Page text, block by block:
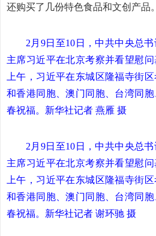
还购买了几份特色食品和文创产品。
2月9日至10日，中共中央总
主席习近平在北京考察并看望慰
上午，习近平在东城区隆福寺街
和香港同胞、澳门同胞、台湾同
春祝福。新华社记者 燕雁 摄
2月9日至10日，中共中央总
主席习近平在北京考察并看望慰
上午，习近平在东城区隆福寺街
和香港同胞、澳门同胞、台湾同
春祝福。新华社记者 谢环驰 摄